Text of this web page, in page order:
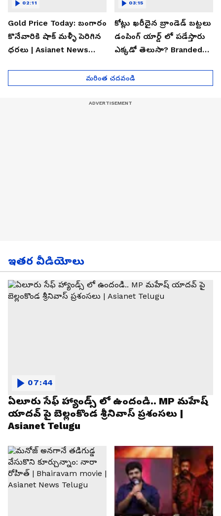
Gold Price Today: బంగారం
కొనేవారికి షాక్ మళ్ళీ పెరిగిన
ధరలు | Asianet News
02:11
కోట్లు ఖరీదైన బ్రాండెడ్ బట్టలు
డంపింగ్ యార్డ్ లో పడేస్తారు
ఎక్కడో తెలుసా? Branded
03:15
మరింత చదవండి
ఇతర వీడియోలు
ఏలూరు సేఫ్ హ్యాండ్స్ లో ఉందండి.. MP మహేష్
యాదవ్ పై బెల్లంకొండ శ్రీనివాస్ ప్రశంసలు |
Asianet Telugu
07:44